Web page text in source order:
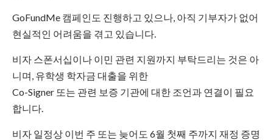
GoFundMe 캠페인도 진행하고 있으나, 아직 기부자가 없어
현실적인 어려움을 겪고 있습니다.
비자 스폰서십이나 이민 관련 지원까지 부탁드리는 것은 아
니며, 유학생 학자금 대출을 위한
Co-Signer 또는 관련 보증 기관에 대한 조언과 연결이 필요
합니다.
비자 일정상 이번 주 또는 늦어도 6월 첫째 주까지 재정 증명